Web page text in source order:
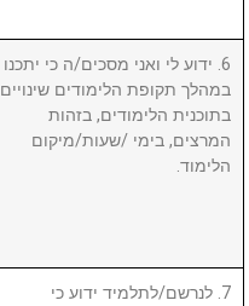
6. ידוע לי ואני מסכים/ה כי יתכנו
במהלך תקופת הלימודים שינויים
בתוכנית הלימודים, בזהות
המרצים, בימי /שעות/מיקום
הלימוד.
7. לנרשם/לתלמיד ידוע כי